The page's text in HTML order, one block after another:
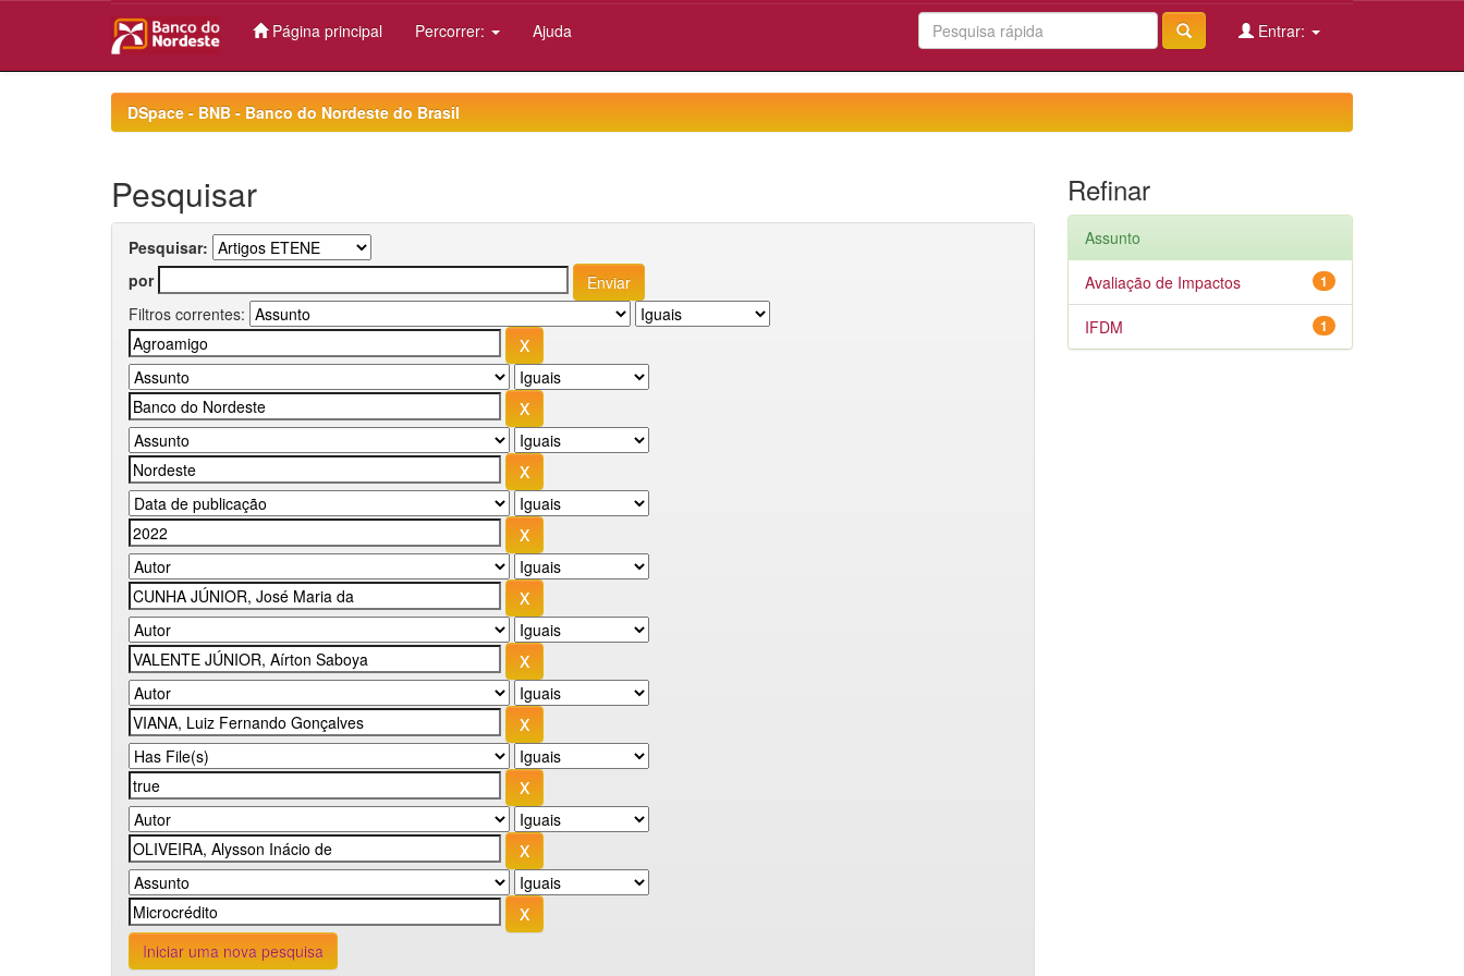
Página principal Percorrer: Ajuda Entrar:
DSpace - BNB - Banco do Nordeste do Brasil
Pesquisar
Pesquisar:
por
Filtros correntes:
Iniciar uma nova pesquisa
Refinar
Assunto
1
Avaliação de Impactos
1
IFDM